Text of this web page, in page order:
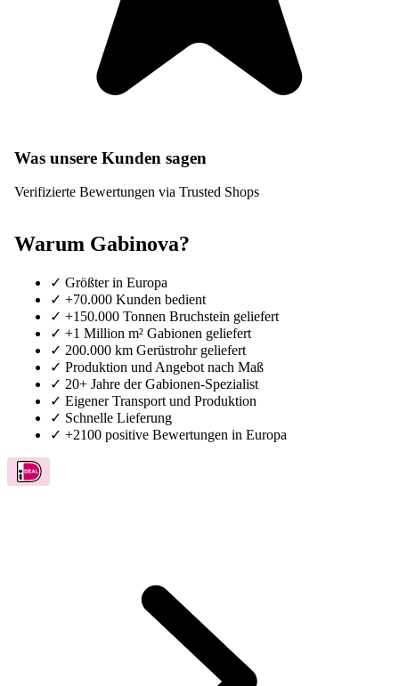
Was unsere Kunden sagen
Verifizierte Bewertungen via Trusted Shops
Warum Gabinova?
✓ Größter in Europa
✓ +70.000 Kunden bedient
✓ +150.000 Tonnen Bruchstein geliefert
✓ +1 Million m² Gabionen geliefert
✓ 200.000 km Gerüstrohr geliefert
✓ Produktion und Angebot nach Maß
✓ 20+ Jahre der Gabionen-Spezialist
✓ Eigener Transport und Produktion
✓ Schnelle Lieferung
✓ +2100 positive Bewertungen in Europa